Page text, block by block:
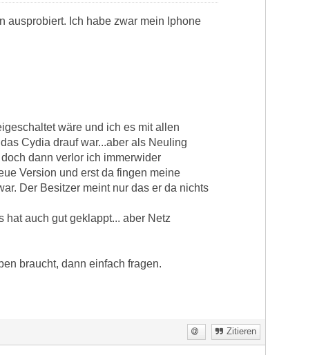
ausprobiert. Ich habe zwar mein Iphone
wäre und ich es mit allen
Cydia drauf war...aber als Neuling
dann verlor ich immerwider
Version und erst da fingen meine
Der Besitzer meint nur das er da nichts
auch gut geklappt... aber Netz
braucht, dann einfach fragen.
Zitieren